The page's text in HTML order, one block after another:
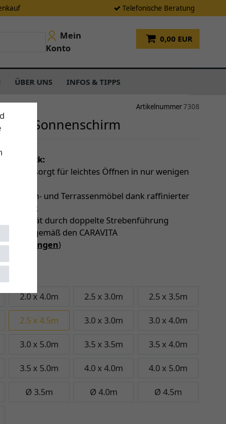
Telefonische Beratung
0,00 EUR
Mein
Konto
ÜBER UNS INFOS & TIPPS
Artikelnummer7308
Sonnenschirm
Blick:
Balance sorgt für leichtes Öffnen in nur wenigen
Tisch- und Terrassenmöbel dank raffinierter
durch doppelte Strebenführung
(gemäß den CARAVITA
)
2.0 x 4.0m 2.5 x 3.0m 2.5 x 3.5m
2.5 x 4.5m 3.0 x 3.0m 3.0 x 4.0m
3.0 x 5.0m 3.5 x 3.5m 3.5 x 4.0m
3.5 x 5.0m 4.0 x 4.0m 4.0 x 5.0m
Ø 3.5m Ø 4.0m Ø 4.5m